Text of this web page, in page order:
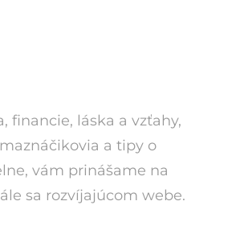
financie, láska a vzťahy,
a tipy o
vám prinášame na
sa rozvíjajúcom webe.